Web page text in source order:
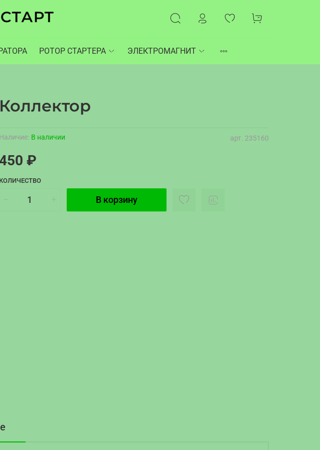
РОТОР СТАРТЕРА
ЭЛЕКТРОМАГНИТ
арт. 235160
Наличие: В наличии
Коллектор
₽
КОЛИЧЕСТВО
В корзину